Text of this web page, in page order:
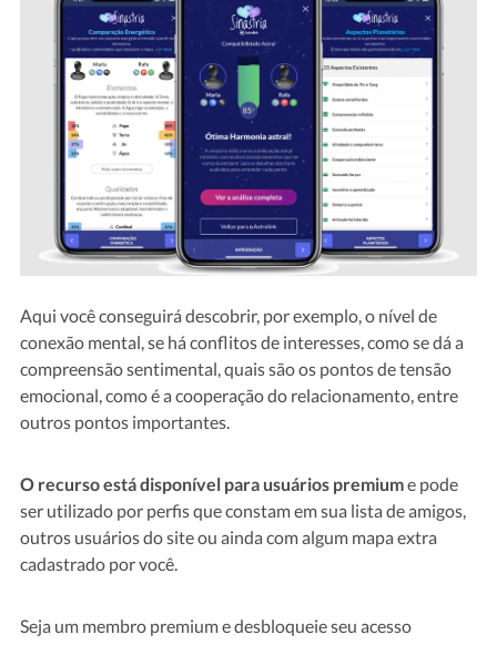
Aqui você conseguirá descobrir, por exemplo, o nível de
conexão mental, se há conflitos de interesses, como se dá a
compreensão sentimental, quais são os pontos de tensão
emocional, como é a cooperação do relacionamento, entre
outros pontos importantes.
O recurso está disponível para usuários premiume pode
ser utilizado por perfis que constam em sua lista de amigos,
outros usuários do site ou ainda com algum mapa extra
cadastrado por você.
Seja um membro premium e desbloqueie seu acesso